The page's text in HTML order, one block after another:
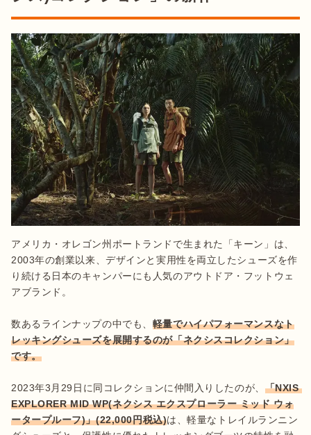
アメリカ・オレゴン州ポートランドで生まれた「キーン」は、
2003年の創業以来、デザインと実用性を両立したシューズを作
り続ける日本のキャンパーにも人気のアウトドア・フットウェ
アブランド。
数あるラインナップの中でも、 軽量でハイパフォーマンスなト
レッキングシューズを展開するのが「ネクシスコレクション」
です。
2023年3月29日に同コレクションに仲間入りしたのが、 「NXIS
EXPLORER MID WP(ネクシス エクスプローラー ミッド ウォ
ータープルーフ)」(22,000円税込)は、軽量なトレイルランニン